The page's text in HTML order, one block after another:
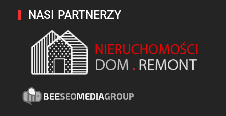
NASI PARTNERZY